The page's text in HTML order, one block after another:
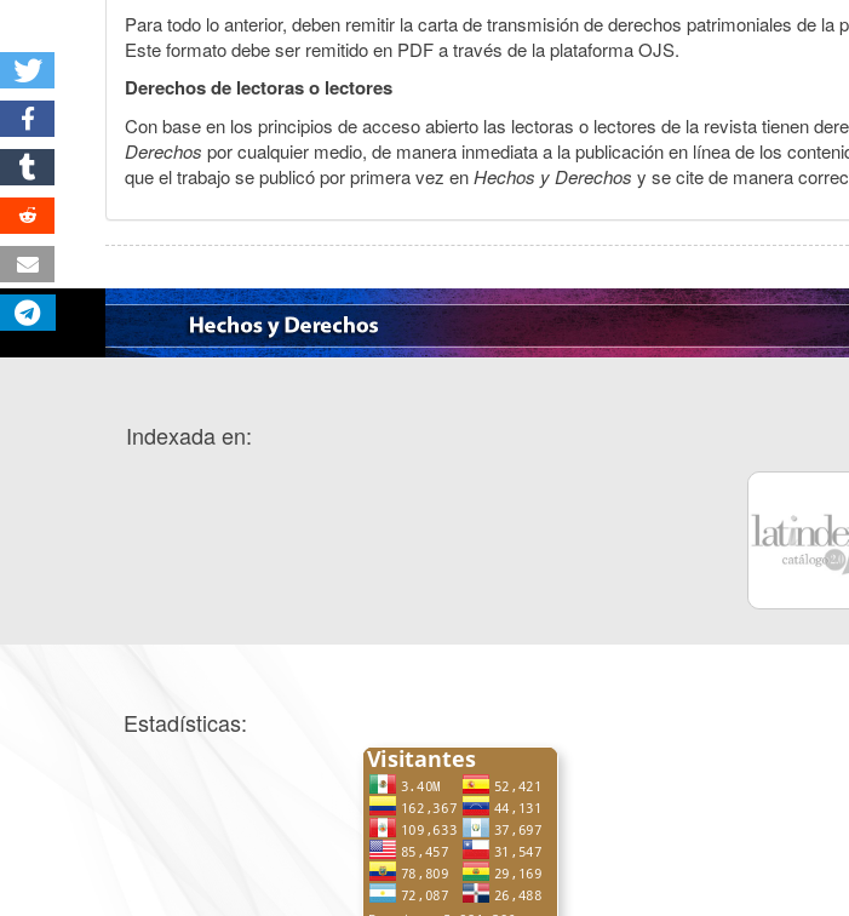
Para todo lo anterior, deben remitir la carta de transmisión de derechos patrimoniales de
Este formato debe ser remitido en PDF a través de la plataforma OJS.
Derechos de lectoras o lectores
Con base en los principios de acceso abierto las lectoras o lectores de la revista tienen
Derechos por cualquier medio, de manera inmediata a la publicación en línea de los
que el trabajo se publicó por primera vez enHechos y Derechos y se cite de manera
Indexada en:
Estadísticas: